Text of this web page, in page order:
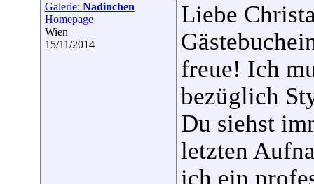
Galerie: Nadinchen
Homepage
Wien
15/11/2014
Liebe
freue! Ich
bezüglich
Du siehst
letzten
ich ein